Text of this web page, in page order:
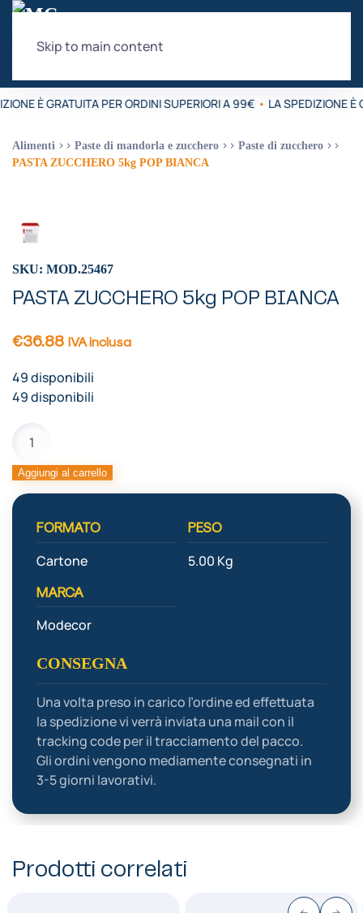
Skip to main content
È GRATUITA PER ORDINI SUPERIORI A 99€ • LA SPEDIZIONE È
Alimenti Paste di mandorla e zucchero
Paste di zucchero
PASTA ZUCCHERO 5kg POP BIANCA
SKU: MOD.25467
PASTA ZUCCHERO 5kg POP BIANCA
€36.88 IVA inclusa
49 disponibili
49 disponibili
ZUCCHERO
5kg
POP
BIANCA
quantità
Aggiungi al carrello
FORMATO
Cartone
PESO
5.00 Kg
MARCA
Modecor
CONSEGNA
Una volta preso in carico l’ordine ed effettuata
la spedizione vi verrà inviata una mail con il
tracking code per il tracciamento del pacco.
Gli ordini vengono mediamente consegnati in
3-5 giorni lavorativi.
Prodotti correlati